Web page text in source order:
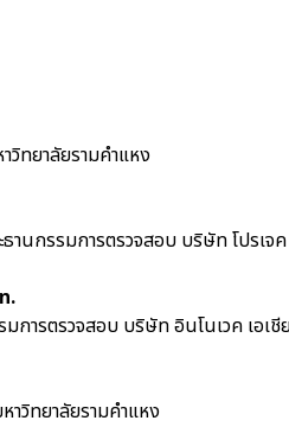
วิทยาลัยรามคำแหง
านกรรมการตรวจสอบ บริษัท โปรเ
.
การตรวจสอบ บริษัท อินโนเวค เอเชี
าวิทยาลัยรามคำแหง